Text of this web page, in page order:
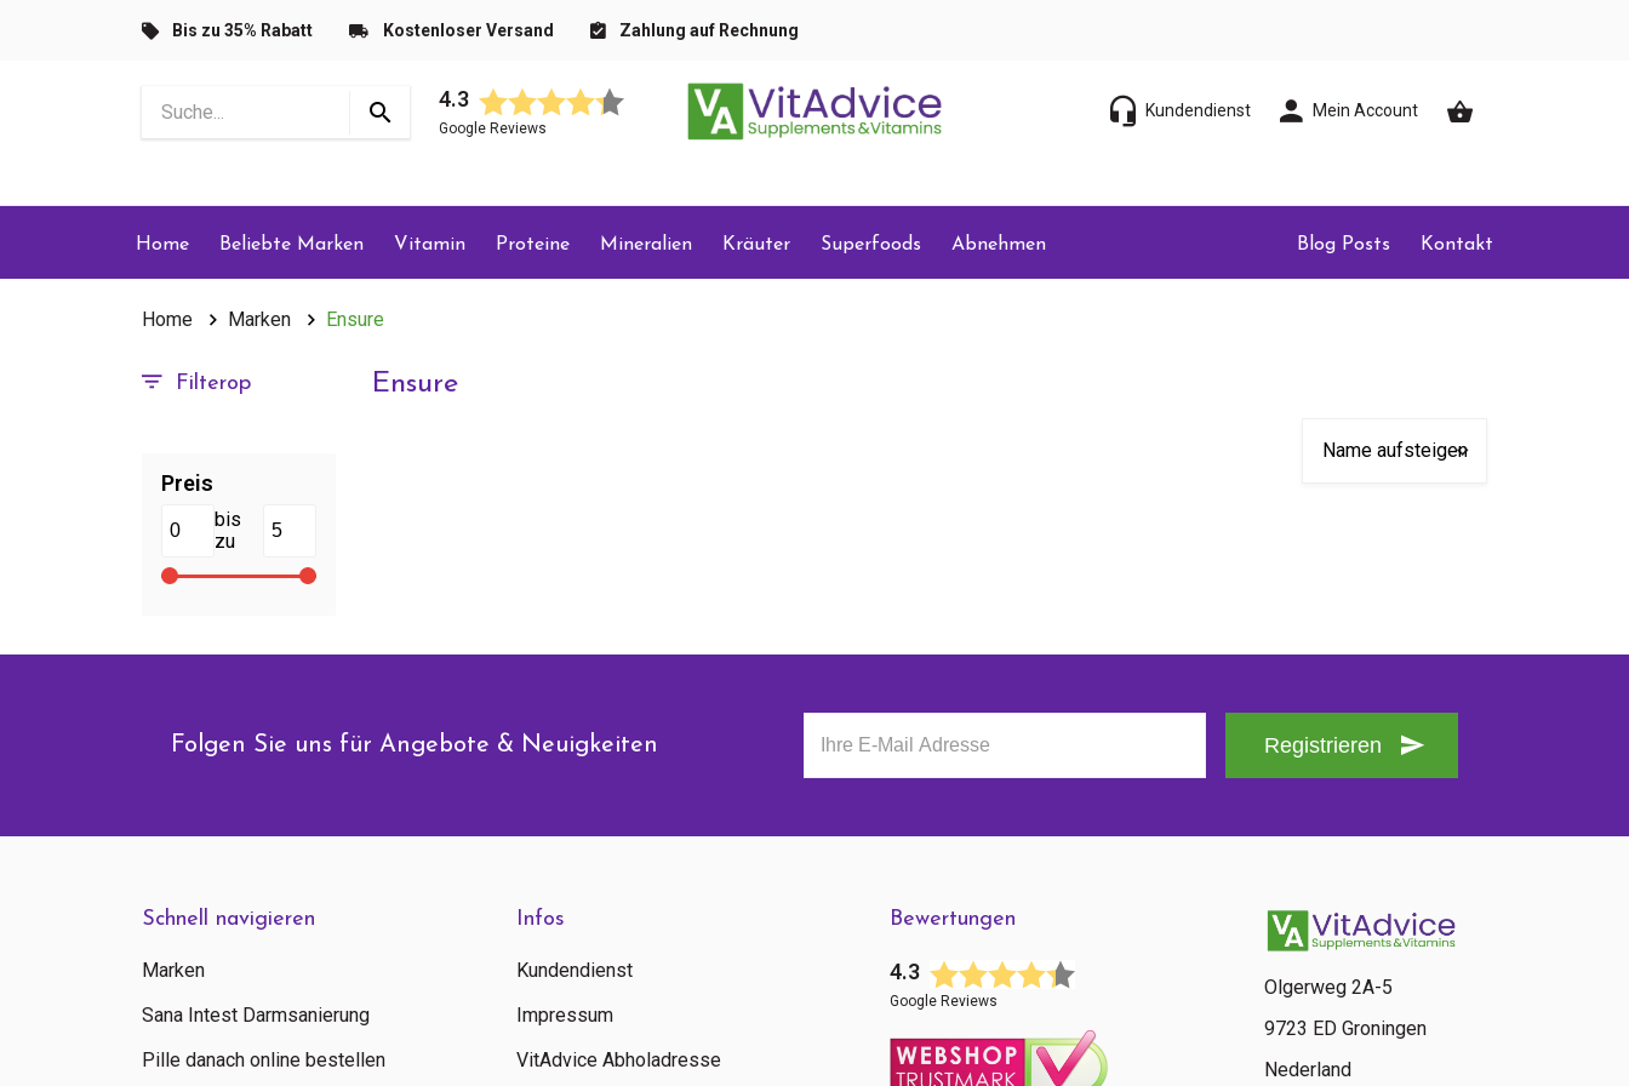
Bis zu 35% Rabatt Kostenloser Versand Zahlung auf Rechnung
4.3
Google Reviews
Kundendienst Mein Account
Home Beliebte Marken Vitamin Proteine Mineralien Kräuter Superfoods Abnehmen Blog Posts Kontakt
Home Marken Ensure
Filterop
Preis
bis
zu
Ensure
Folgen Sie uns für Angebote & Neuigkeiten Registrieren
Schnell navigieren
Marken
Sana Intest Darmsanierung
Pille danach online bestellen
Infos
Kundendienst
Impressum
VitAdvice Abholadresse
Bewertungen
4.3
Google Reviews
Olgerweg 2A-5
9723 ED Groningen
Nederland